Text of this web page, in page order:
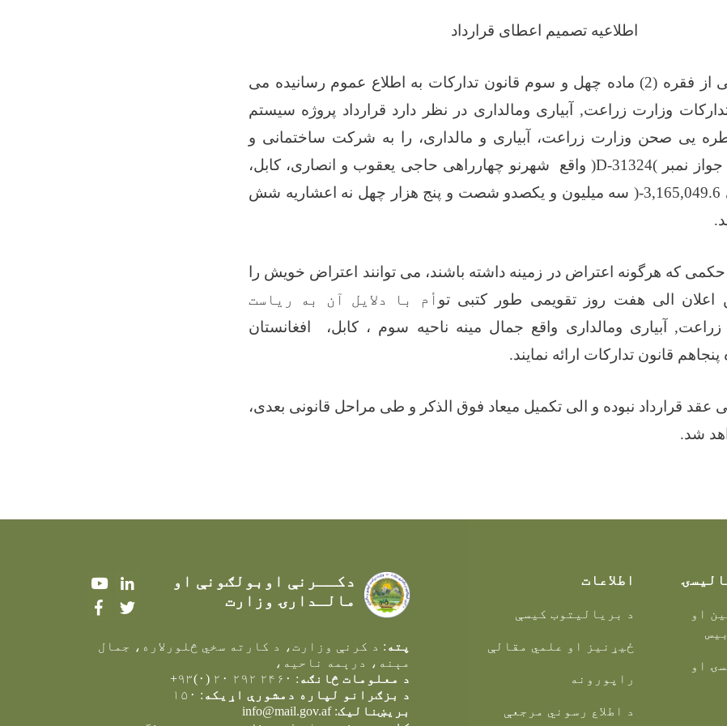
اطلاعیه تصمیم اعطای قرارداد
سی از فقره (2) ماده چهل و سوم قانون تدارکات به اطلاع عموم رسانیده می
وزارت زراعت, آبیاری ومالداری در نظر دارد قرارداد پروژه سیستم
یی صحن وزارت زراعت، آبیاری و مالداری، را به شرکت ساختمانی و
جواز نمبر (
D-31324
)واقع
شهرنو چهارراهی حاجی یعقوب و انصاری، کابل،
3,165,049.6-( سه میلیون و یکصدو شصت و پنج هزار چهل نه اعشاریه شش
که هرگونه اعتراض در زمینه داشته باشند، می توانند اعتراض خویش را
اعلان الی هفت روز تقویمی طور کتبی تو أم با دلایل آن به ریاست
آبیاری ومالداری واقع جمال مینه ناحیه سوم ، کابل، افغانستان
قانون تدارکات ارائه نمایند.
عقد قرارداد نبوده و الی تکمیل میعاد فوق الذکر و طی مراحل قانونی بعدی،
شد.
او
او
اطلاعات
د بریالیتوب کیسې
ځیړنیز او علمي مقالې
راپورونه
د اطلاع رسوني مرجعې
دکــرنې اوبولګونې او
مالـدارۍ وزارت
YoutubeLinkedIn
Facebook
پته : د کرنې وزارت، د کارته سخي څلورلاره، جمال
مېنه، درېمه ناحيه،
د معلومات څانګه : ۲۴۶۰ ۲۹۲ ۲۰ (۰)۹۳+
د بزګرانو لپاره دمشورې اړیکه : ۱۵۰
بریښنالیک:
info@mail.gov.af